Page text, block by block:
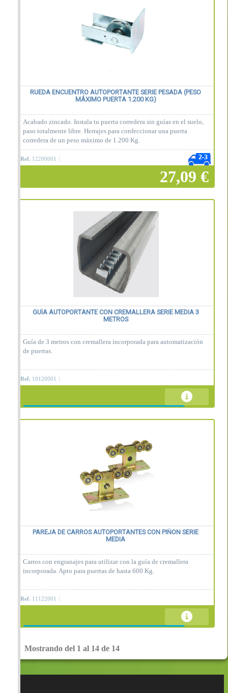
RUEDA ENCUENTRO AUTOPORTANTE SERIE PESADA (PESO
MÁXIMO PUERTA 1.200 KG)
Acabado zincado. Instala tu puerta corredera sin guías en el suelo,
paso totalmente libre. Herrajes para confeccionar una puerta
corredera de un peso máximo de 1.200 Kg.
Ref. 12200001
27,09 €
Añadir a la cesta
GUÍA AUTOPORTANTE CON CREMALLERA SERIE MEDIA 3
METROS
Guía de 3 metros con cremallera incorporada para automatización
de puertas.
Ref. 10120001
PAREJA DE CARROS AUTOPORTANTES CON PIÑON SERIE
MEDIA
Carros con engranajes para utilizar con la guía de cremallera
incorporada. Apto para puertas de hasta 600 Kg.
Ref. 11122001
Mostrando del 1 al 14 de 14